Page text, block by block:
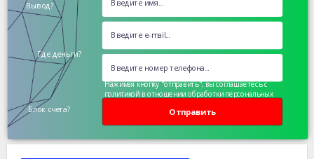
Вывод?
Где деньги?
Блок счета? Отправить
Нажимая кнопку "отправить", вы соглашаетесь с
политикой в отношении обработки персональных